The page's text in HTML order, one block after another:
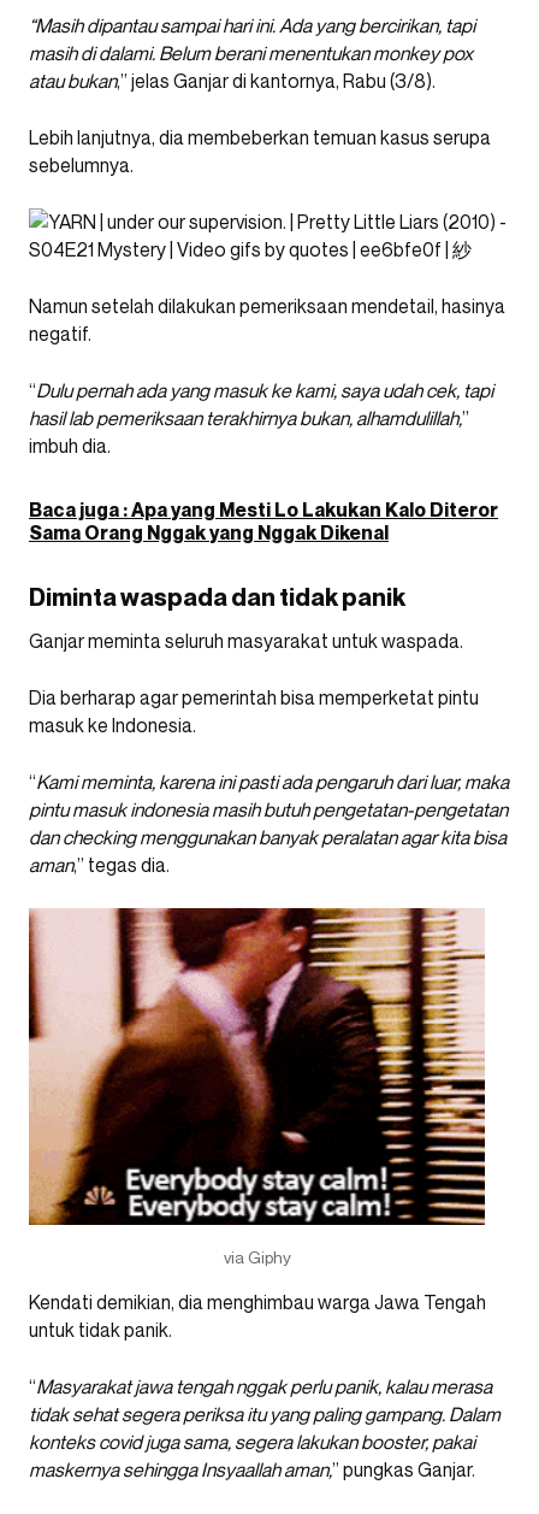
“Masih dipantau sampai hari ini. Ada yang bercirikan, tapi
masih di dalami. Belum berani menentukan monkey pox
atau bukan,” jelas Ganjar di kantornya, Rabu (3/8).
Lebih lanjutnya, dia membeberkan temuan kasus serupa
sebelumnya.
Namun setelah dilakukan pemeriksaan mendetail, hasinya
negatif.
“Dulu pernah ada yang masuk ke kami, saya udah cek, tapi
hasil lab pemeriksaan terakhirnya bukan, alhamdulillah,”
imbuh dia.
Baca juga : Apa yang Mesti Lo Lakukan Kalo Diteror
Sama Orang Nggak yang Nggak Dikenal
Diminta waspada dan tidak panik
Ganjar meminta seluruh masyarakat untuk waspada.
Dia berharap agar pemerintah bisa memperketat pintu
masuk ke Indonesia.
“Kami meminta, karena ini pasti ada pengaruh dari luar, maka
pintu masuk indonesia masih butuh pengetatan-pengetatan
dan checking menggunakan banyak peralatan agar kita bisa
aman,” tegas dia.
via Giphy
Kendati demikian, dia menghimbau warga Jawa Tengah
untuk tidak panik.
“Masyarakat jawa tengah nggak perlu panik, kalau merasa
tidak sehat segera periksa itu yang paling gampang. Dalam
konteks covid juga sama, segera lakukan booster, pakai
maskernya sehingga Insyaallah aman,” pungkas Ganjar.